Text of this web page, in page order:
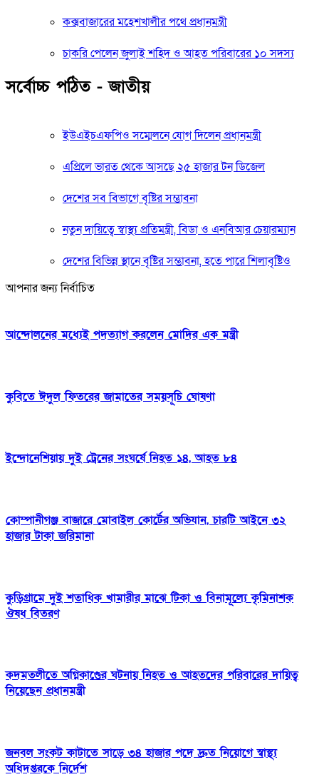
কক্সবাজারের মহেশখালীর পথে প্রধানমন্ত্রী
চাকরি পেলেন জুলাই শহিদ ও আহত পরিবারের ১০ সদস্য
সর্বোচ্চ পঠিত - জাতীয়
ইউএইচএফপিও সম্মেলনে যোগ দিলেন প্রধানমন্ত্রী
এপ্রিলে ভারত থেকে আসছে ২৫ হাজার টন ডিজেল
দেশের সব বিভাগে বৃষ্টির সম্ভাবনা
নতুন দায়িত্বে স্বাস্থ্য প্রতিমন্ত্রী, বিডা ও এনবিআর চেয়ারম্যান
দেশের বিভিন্ন স্থানে বৃষ্টির সম্ভাবনা, হতে পারে শিলাবৃষ্টিও
আপনার জন্য নির্বাচিত
আন্দোলনের মধ্যেই পদত্যাগ করলেন মোদির এক মন্ত্রী
কুবিতে ঈদুল ফিতরের জামাতের সময়সূচি ঘোষণা
ইন্দোনেশিয়ায় দুই ট্রেনের সংঘর্ষে নিহত ১৪, আহত ৮৪
কোম্পানীগঞ্জ বাজারে মোবাইল কোর্টের অভিযান, চারটি আইনে ৩২
হাজার টাকা জরিমানা
কুড়িগ্রামে দুই শতাধিক খামারীর মাঝে টিকা ও বিনামূল্যে কৃমিনাশক
ঔষধ বিতরণ
কদমতলীতে অগ্নিকাণ্ডের ঘটনায় নিহত ও আহতদের পরিবারের দায়িত্ব
নিয়েছেন প্রধানমন্ত্রী
জনবল সংকট কাটাতে সাড়ে ৩৪ হাজার পদে দ্রুত নিয়োগে স্বাস্থ্য
অধিদপ্তরকে নির্দেশ